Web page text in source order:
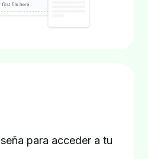
para acceder a tu